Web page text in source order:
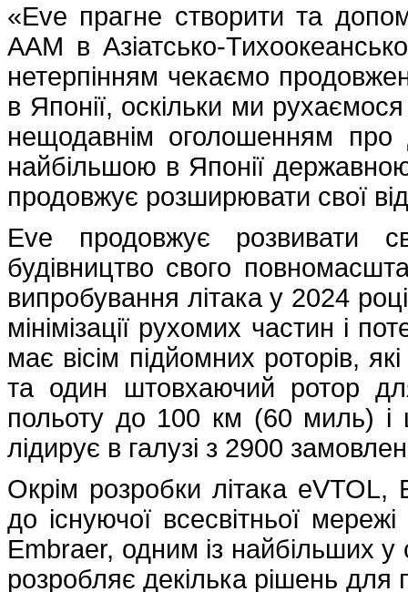
«Eve прагне створити та
AAM в Азіатсько-
нетерпінням чекаємо
в Японії, оскільки ми
нещодавнім оголошенням про
найбільшою в Японії
продовжує розширювати свої
Eve продовжує розвивати
будівництво свого
випробування літака у 2024
мінімізації рухомих частин і
має вісім підйомних роторів,
та один штовхаючий ротор
польоту до 100 км (60 миль) і
лідирує в галузі з 2900
Окрім розробки літака eVTOL,
до існуючої всесвітньої
Embraer, одним із найбільших у
розробляє декілька рішень для